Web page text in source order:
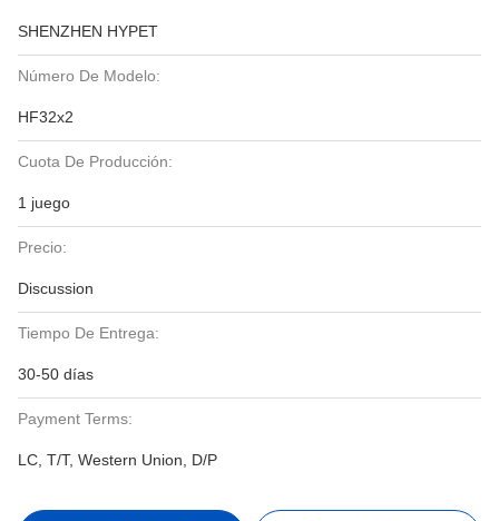
SHENZHEN HYPET
Número De Modelo:
HF32x2
Cuota De Producción:
1 juego
Precio:
Discussion
Tiempo De Entrega:
30-50 días
Payment Terms:
LC, T/T, Western Union, D/P